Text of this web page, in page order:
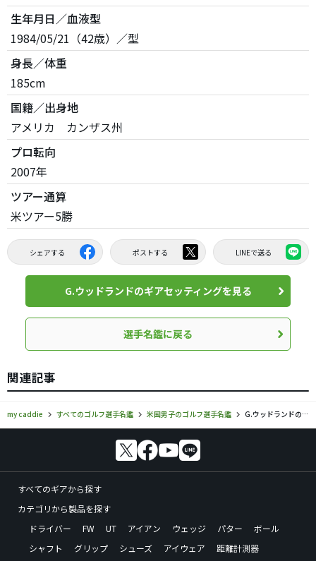
生年月日／血液型
1984/05/21（42歳）／型
身長／体重
185cm
国籍／出身地
アメリカ カンザス州
プロ転向
2007年
ツアー通算
米ツアー5勝
シェアする ポストする LINEで送る
G.ウッドランドのギアセッティングを見る
選手名鑑に戻る
関連記事
my caddie すべてのゴルフ選手名鑑 米国男子のゴルフ選手名鑑 G.ウッドランドのプロフィール・ツアー成績
すべてのギアから探す
カテゴリから製品を探す
ドライバー
FW UT アイアン ウェッジ パター
ボール
シャフト
グリップ シューズ アイウェア
距離計測器